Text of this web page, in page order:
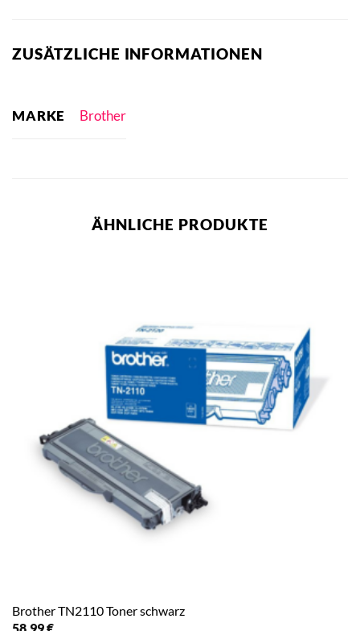
ZUSÄTZLICHE INFORMATIONEN
MARKE Brother
ÄHNLICHE PRODUKTE
Brother TN2110 Toner schwarz